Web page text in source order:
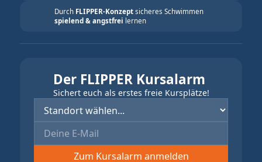
Durch FLIPPER-Konzept sicheres Schwimmen
spielend & angstfrei lernen
Der FLIPPER Kursalarm
Sichert euch als erstes freie Kursplätze!